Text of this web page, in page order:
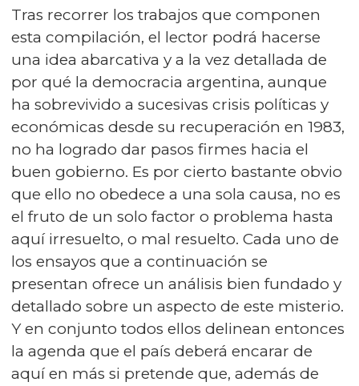
Tras recorrer los trabajos que componen
esta compilación, el lector podrá hacerse
una idea abarcativa y a la vez detallada de
por qué la democracia argentina, aunque
ha sobrevivido a sucesivas crisis políticas y
económicas desde su recuperación en 1983,
no ha logrado dar pasos firmes hacia el
buen gobierno. Es por cierto bastante obvio
que ello no obedece a una sola causa, no es
el fruto de un solo factor o problema hasta
aquí irresuelto, o mal resuelto. Cada uno de
los ensayos que a continuación se
presentan ofrece un análisis bien fundado y
detallado sobre un aspecto de este misterio.
Y en conjunto todos ellos delinean entonces
la agenda que el país deberá encarar de
aquí en más si pretende que, además de